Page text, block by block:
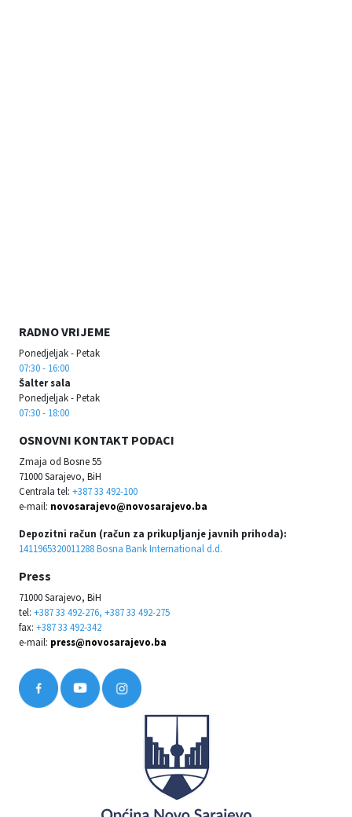
RADNO VRIJEME
Ponedjeljak - Petak
07:30 - 16:00
Šalter sala
Ponedjeljak - Petak
07:30 - 18:00
OSNOVNI KONTAKT PODACI
Zmaja od Bosne 55
71000 Sarajevo, BiH
Centrala tel: +387 33 492-100
e-mail: novosarajevo@novosarajevo.ba
Depozitni račun (račun za prikupljanje javnih prihoda):
1411965320011288 Bosna Bank International d.d.
Press
71000 Sarajevo, BiH
tel: +387 33 492-276, +387 33 492-275
fax: +387 33 492-342
e-mail: press@novosarajevo.ba